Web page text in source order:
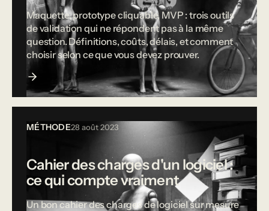
Maquette, prototype cliquable, MVP : trois outils
de validation qui ne répondent pas à la même
question. Définitions, coûts, délais, et comment
choisir selon ce que vous devez prouver.
MÉTHODE28 août 2023
Cahier des charges d'un logiciel :
ce qui compte vraiment
Un bon cahier des charges de logiciel sur mesure